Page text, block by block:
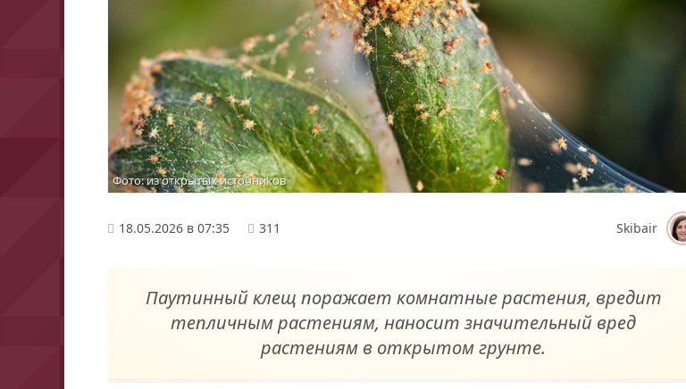
Фото: из открытых источников
18.05.2026 в 07:35 311 Skibair
Паутинный клещ поражает комнатные растения, вредит
тепличным растениям, наносит значительный вред
растениям в открытом грунте.